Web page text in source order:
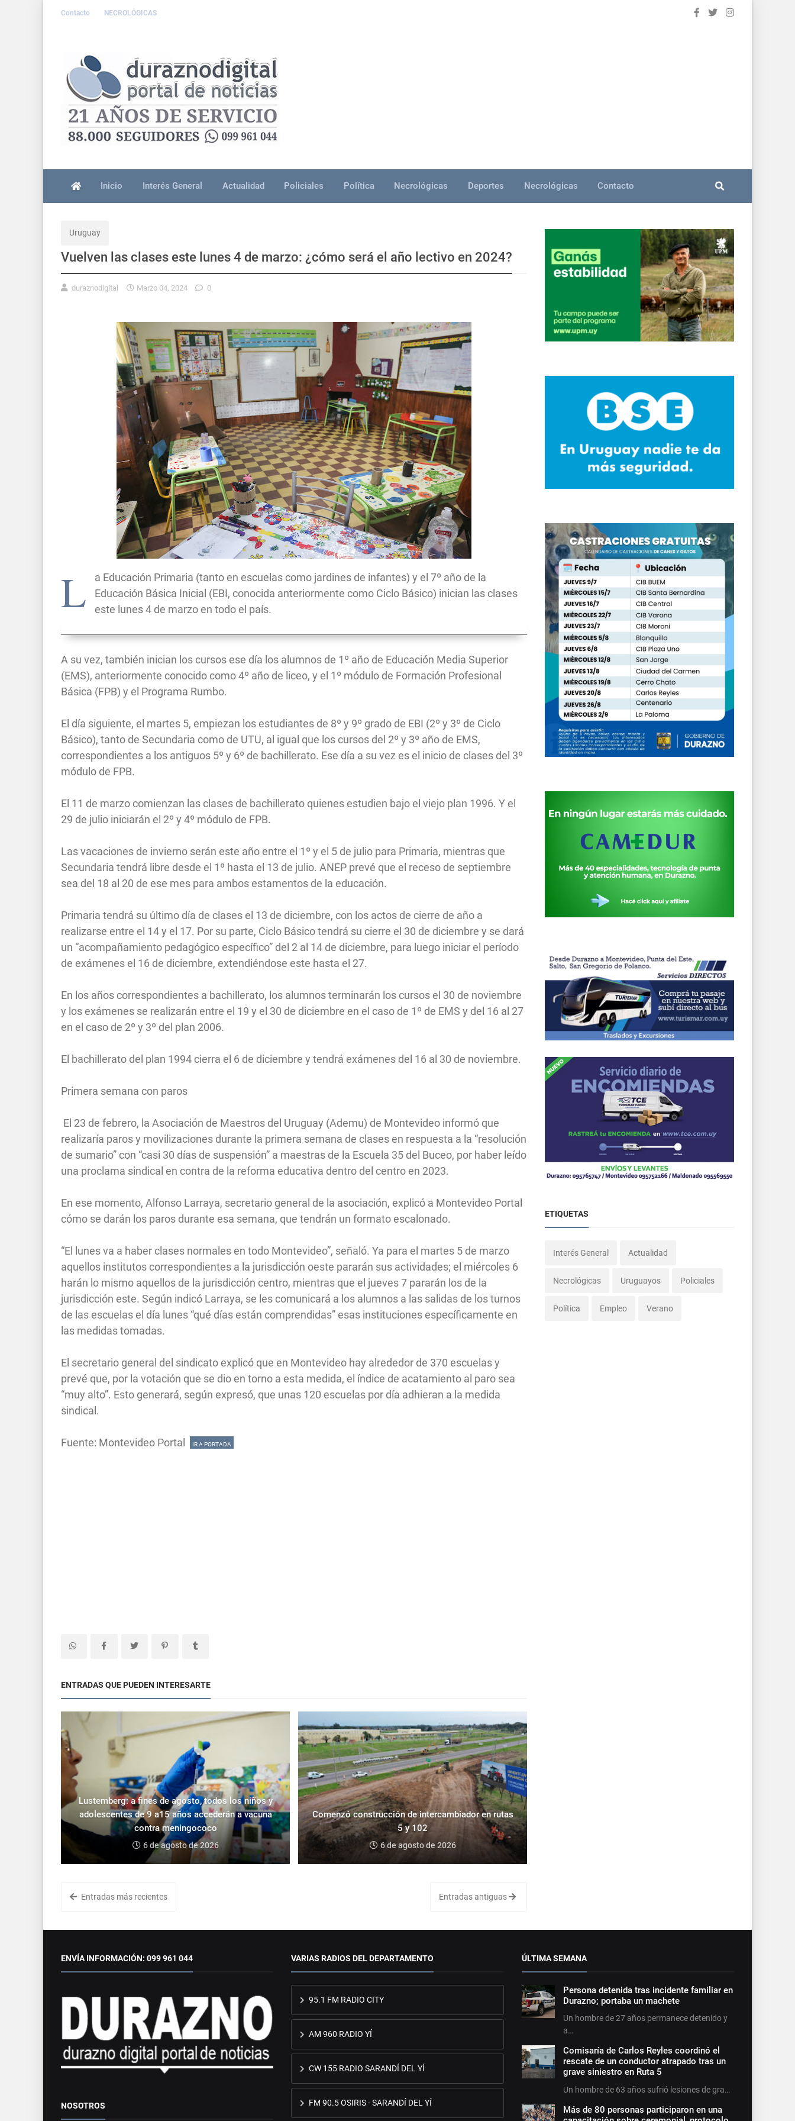
Contacto NECROLÓGICAS
Inicio Interés General Actualidad Policiales Política Necrológicas Deportes Necrológicas Contacto
Uruguay
Vuelven las clases este lunes 4 de marzo: ¿cómo será el año lectivo en 2024?
duraznodigital Marzo 04, 2024 0
L
a Educación Primaria (tanto en escuelas como jardines de infantes) y el 7º año de la
Educación Básica Inicial (EBI, conocida anteriormente como Ciclo Básico) inician las clases
este lunes 4 de marzo en todo el país.
A su vez, también inician los cursos ese día los alumnos de 1º año de Educación Media Superior
(EMS), anteriormente conocido como 4º año de liceo, y el 1º módulo de Formación Profesional
Básica (FPB) y el Programa Rumbo.
El día siguiente, el martes 5, empiezan los estudiantes de 8º y 9º grado de EBI (2º y 3º de Ciclo
Básico), tanto de Secundaria como de UTU, al igual que los cursos del 2º y 3º año de EMS,
correspondientes a los antiguos 5º y 6º de bachillerato. Ese día a su vez es el inicio de clases del 3º
módulo de FPB.
El 11 de marzo comienzan las clases de bachillerato quienes estudien bajo el viejo plan 1996. Y el
29 de julio iniciarán el 2º y 4º módulo de FPB.
Las vacaciones de invierno serán este año entre el 1º y el 5 de julio para Primaria, mientras que
Secundaria tendrá libre desde el 1º hasta el 13 de julio. ANEP prevé que el receso de septiembre
sea del 18 al 20 de ese mes para ambos estamentos de la educación.
Primaria tendrá su último día de clases el 13 de diciembre, con los actos de cierre de año a
realizarse entre el 14 y el 17. Por su parte, Ciclo Básico tendrá su cierre el 30 de diciembre y se dará
un “acompañamiento pedagógico específico” del 2 al 14 de diciembre, para luego iniciar el período
de exámenes el 16 de diciembre, extendiéndose este hasta el 27.
En los años correspondientes a bachillerato, los alumnos terminarán los cursos el 30 de noviembre
y los exámenes se realizarán entre el 19 y el 30 de diciembre en el caso de 1º de EMS y del 16 al 27
en el caso de 2º y 3º del plan 2006.
El bachillerato del plan 1994 cierra el 6 de diciembre y tendrá exámenes del 16 al 30 de noviembre.
Primera semana con paros
El 23 de febrero, la Asociación de Maestros del Uruguay (Ademu) de Montevideo informó que
realizaría paros y movilizaciones durante la primera semana de clases en respuesta a la “resolución
de sumario” con “casi 30 días de suspensión” a maestras de la Escuela 35 del Buceo, por haber leído
una proclama sindical en contra de la reforma educativa dentro del centro en 2023.
En ese momento, Alfonso Larraya, secretario general de la asociación, explicó a Montevideo Portal
cómo se darán los paros durante esa semana, que tendrán un formato escalonado.
“El lunes va a haber clases normales en todo Montevideo”, señaló. Ya para el martes 5 de marzo
aquellos institutos correspondientes a la jurisdicción oeste pararán sus actividades; el miércoles 6
harán lo mismo aquellos de la jurisdicción centro, mientras que el jueves 7 pararán los de la
jurisdicción este. Según indicó Larraya, se les comunicará a los alumnos a las salidas de los turnos
de las escuelas el día lunes “qué días están comprendidas” esas instituciones específicamente en
las medidas tomadas.
El secretario general del sindicato explicó que en Montevideo hay alrededor de 370 escuelas y
prevé que, por la votación que se dio en torno a esta medida, el índice de acatamiento al paro sea
“muy alto”. Esto generará, según expresó, que unas 120 escuelas por día adhieran a la medida
sindical.
Fuente: Montevideo Portal IR A PORTADA
ENTRADAS QUE PUEDEN INTERESARTE
Lustemberg: a fines de agosto, todos los niños y
adolescentes de 9 a15 años accederán a vacuna
contra meningococo
6 de agosto de 2026
Comenzó construcción de intercambiador en rutas
5 y 102
6 de agosto de 2026
Entradas más recientes Entradas antiguas
ETIQUETAS
Interés General Actualidad
Necrológicas Uruguayos Policiales
Política Empleo Verano
ENVÍA INFORMACIÓN: 099 961 044
NOSOTROS
VARIAS RADIOS DEL DEPARTAMENTO
95.1 FM RADIO CITY
AM 960 RADIO YÍ
CW 155 RADIO SARANDÍ DEL YÍ
FM 90.5 OSIRIS - SARANDÍ DEL YÍ
ÚLTIMA SEMANA
Persona detenida tras incidente familiar en
Durazno; portaba un machete
Un hombre de 27 años permanece detenido y
a…
Comisaría de Carlos Reyles coordinó el
rescate de un conductor atrapado tras un
grave siniestro en Ruta 5
Un hombre de 63 años sufrió lesiones de gra…
Más de 80 personas participaron en una